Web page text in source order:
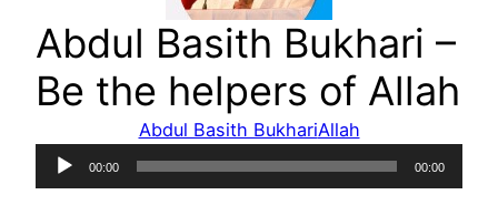
Abdul Basith Bukhari –
Be the helpers of Allah
Abdul Basith BukhariAllah
Audio
Player
00:00 00:00